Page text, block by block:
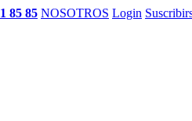
1 85 85 NOSOTROS Login